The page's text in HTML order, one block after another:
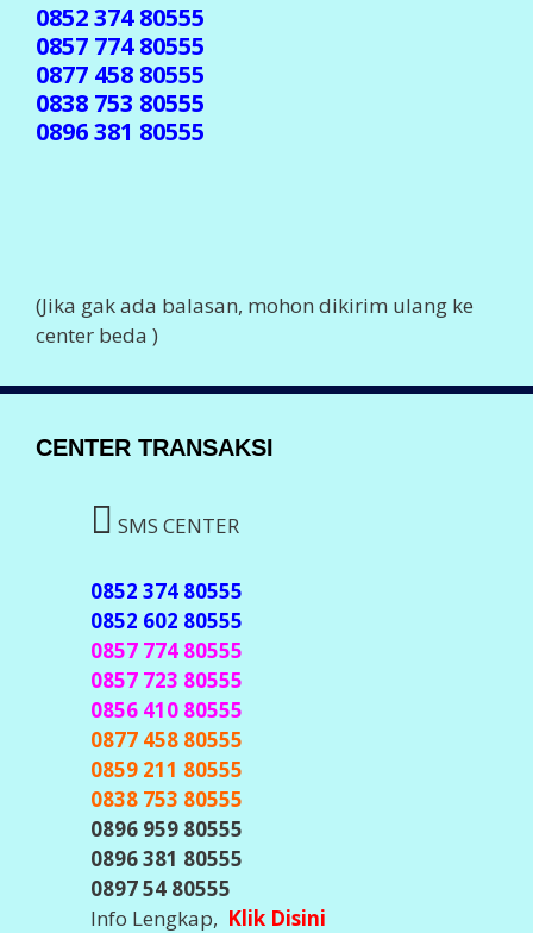
0852 374 80555
0857 774 80555
0877 458 80555
0838 753 80555
0896 381 80555
(Jika gak ada balasan, mohon dikirim ulang ke
center beda )
CENTER TRANSAKSI
SMS CENTER
0852 374 80555
0852 602 80555
0857 774 80555
0857 723 80555
0856 410 80555
0877 458 80555
0859 211 80555
0838 753 80555
0896 959 80555
0896 381 80555
0897 54 80555
Info Lengkap, Klik Disini